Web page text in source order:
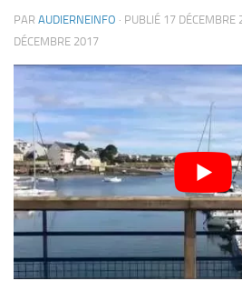
PAR AUDIERNEINFO · PUBLIÉ 17 DÉCEMBRE
DÉCEMBRE 2017